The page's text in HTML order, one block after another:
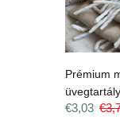
Prémium
€3,03